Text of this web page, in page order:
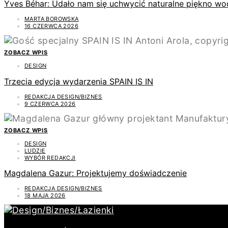
Yves Béhar: Udało nam się uchwycić naturalne piękno
MARTA BOROWSKA
16 CZERWCA 2026
ZOBACZ WPIS
DESIGN
Trzecia edycja wydarzenia SPAIN IS IN
REDAKCJA DESIGN/BIZNES
9 CZERWCA 2026
ZOBACZ WPIS
DESIGN
LUDZIE
WYBÓR REDAKCJI
Magdalena Gazur: Projektujemy doświadczenie
REDAKCJA DESIGN/BIZNES
18 MAJA 2026